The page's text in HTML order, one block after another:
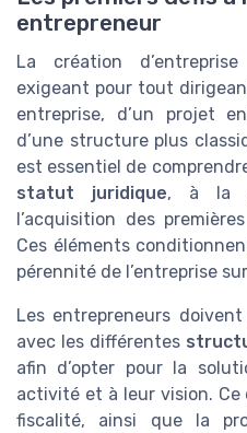
entrepreneur
La création
exigeant pour tout
entreprise, d’un projet
d’une structure plus
est essentiel de
statut juridique, à la
l’acquisition des
Ces éléments
pérennité de l’entreprise
Les entrepreneurs
avec les différentes
afin d’opter pour la
activité et à leur vision.
fiscalité, ainsi que la